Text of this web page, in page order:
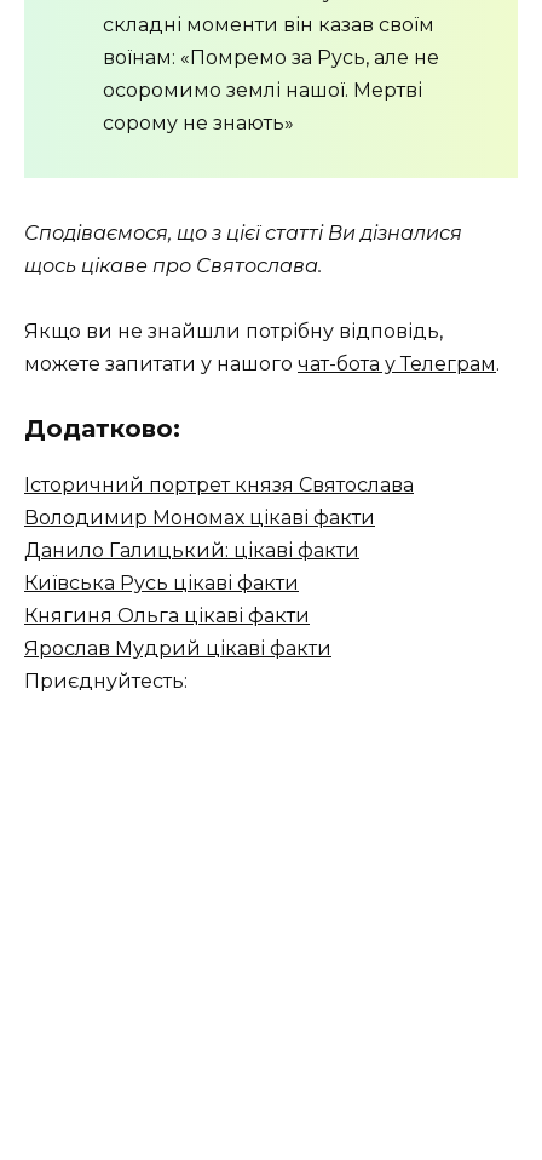
складні моменти він казав своїм
воїнам: «Помремо за Русь, але не
осоромимо землі нашої. Мертві
сорому не знають»
Сподіваємося, що з цієї статті Ви дізналися
щось цікаве про Святослава.
Якщо ви не знайшли потрібну відповідь,
можете запитати у нашого чат-бота у Телеграм.
Додатково:
Історичний портрет князя Святослава
Володимир Мономах цікаві факти
Данило Галицький: цікаві факти
Київська Русь цікаві факти
Княгиня Ольга цікаві факти
Ярослав Мудрий цікаві факти
Приєднуйтесть: